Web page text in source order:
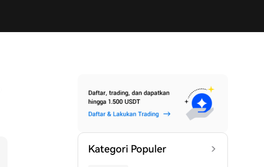
Kategori Populer